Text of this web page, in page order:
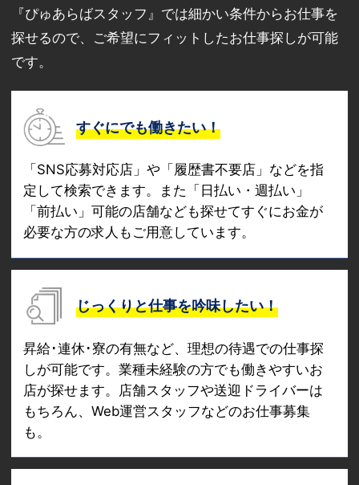
『ぴゅあらばスタッフ』では細かい条件からお仕事を
探せるので、ご希望にフィットしたお仕事探しが可能
です。
すぐにでも働きたい！
「SNS応募対応店」や「履歴書不要店」などを指
定して検索できます。また「日払い・週払い」
「前払い」可能の店舗なども探せてすぐにお金が
必要な方の求人もご用意しています。
じっくりと仕事を吟味したい！
昇給･連休･寮の有無など、理想の待遇での仕事探
しが可能です。業種未経験の方でも働きやすいお
店が探せます。店舗スタッフや送迎ドライバーは
もちろん、Web運営スタッフなどのお仕事募集
も。